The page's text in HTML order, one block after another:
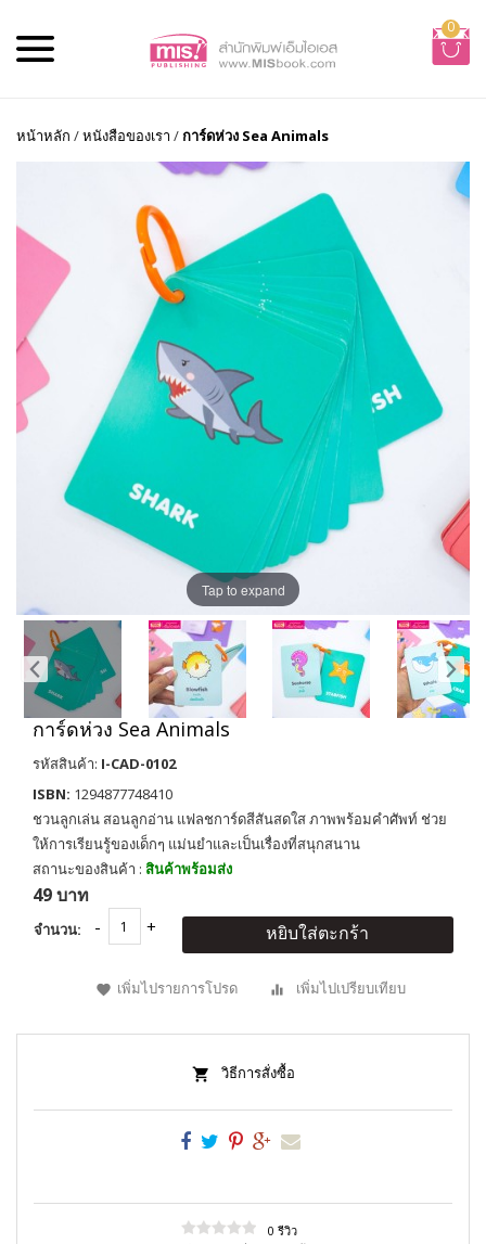
0
หน้าหลัก /หนังสือของเรา /การ์ดห่วง Sea Animals
Tap to expand
การ์ดห่วง Sea Animals
รหัสสินค้า: I-CAD-0102
ISBN: 1294877748410
ชวนลูกเล่น สอนลูกอ่าน แฟลชการ์ดสีสันสดใส ภาพพร้อมคำศัพท์ ช่วย
ให้การเรียนรู้ของเด็กๆ แม่นยำและเป็นเรื่องที่สนุกสนาน
สถานะของสินค้า : สินค้าพร้อมส่ง
49 บาท
จำนวน: หยิบใส่ตะกร้า
เพิ่มไปรายการโปรด เพิ่มไปเปรียบเทียบ
วิธีการสั่งซื้อ
0 รีวิว